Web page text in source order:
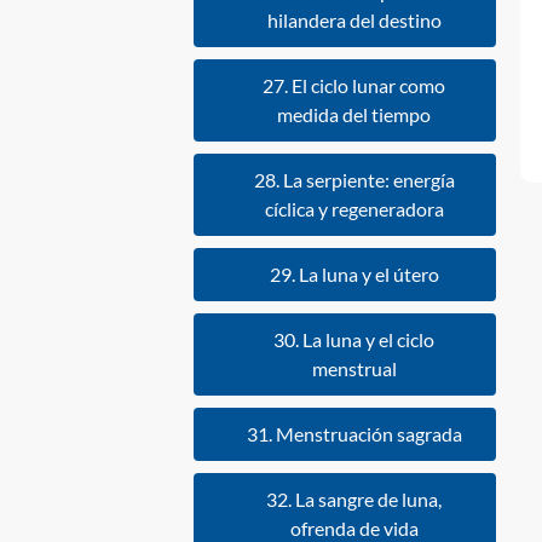
hilandera del destino
27. El ciclo lunar como
medida del tiempo
28. La serpiente: energía
cíclica y regeneradora
29. La luna y el útero
30. La luna y el ciclo
menstrual
31. Menstruación sagrada
32. La sangre de luna,
ofrenda de vida